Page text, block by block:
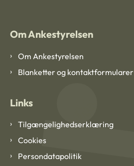
Om Ankestyrelsen
Om Ankestyrelsen
Blanketter og kontaktformularer
Links
Tilgængelighedserklæring
Cookies
Persondatapolitik